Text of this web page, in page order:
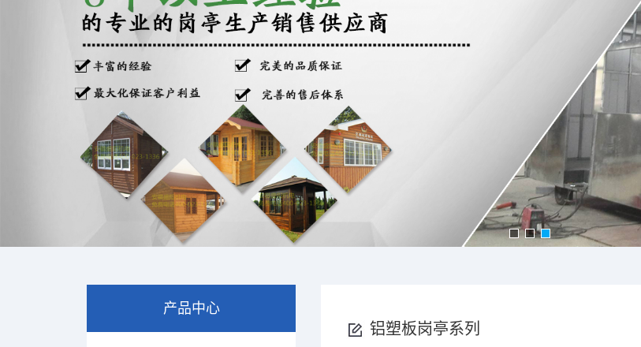
产品中心
铝塑板岗亭系列